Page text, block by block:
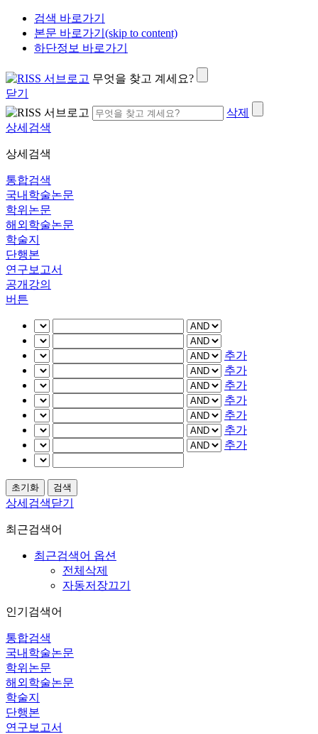
검색 바로가기
본문 바로가기(skip to content)
하단정보 바로가기
무엇을 찾고 계세요?
닫기
삭제
상세검색
상세검색
통합검색
국내학술논문
학위논문
해외학술논문
학술지
단행본
연구보고서
공개강의
버튼
추가
추가
추가
추가
추가
추가
추가
상세검색닫기
최근검색어
최근검색어 옵션
전체삭제
자동저장끄기
인기검색어
통합검색
국내학술논문
학위논문
해외학술논문
학술지
단행본
연구보고서